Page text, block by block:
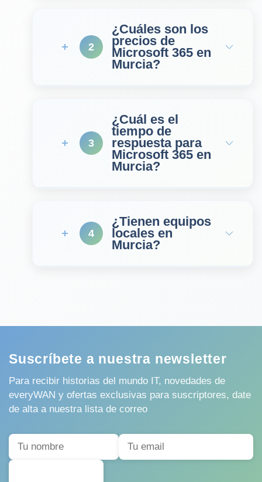
2
¿Cuáles son los
precios de
Microsoft 365 en
Murcia?
3
¿Cuál es el
tiempo de
respuesta para
Microsoft 365 en
Murcia?
4
¿Tienen equipos
locales en
Murcia?
Suscríbete a nuestra newsletter
Para recibir historias del mundo IT, novedades de
everyWAN y ofertas exclusivas para suscriptores, date
de alta a nuestra lista de correo